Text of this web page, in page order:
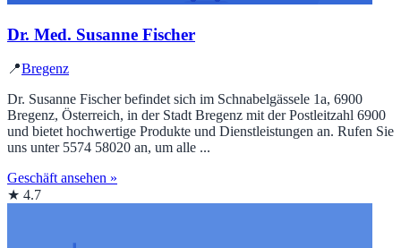
Dr. Med. Susanne Fischer
📍Bregenz
Dr. Susanne Fischer befindet sich im Schnabelgässele 1a, 6900
Bregenz, Österreich, in der Stadt Bregenz mit der Postleitzahl 6900
und bietet hochwertige Produkte und Dienstleistungen an. Rufen Sie
uns unter 5574 58020 an, um alle ...
Geschäft ansehen »
★ 4.7